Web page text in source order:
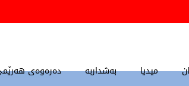
میدیا بەشداربە دەرەوەی